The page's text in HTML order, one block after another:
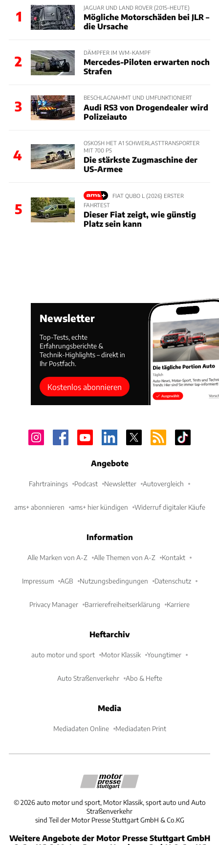
1
JAGUAR UND LAND ROVER (2015–HEUTE)
Mögliche Motorschäden bei JLR –
die Ursache
2
DÄMPFER IM WM-KAMPF
Mercedes-Piloten erwarten noch
Strafen
3
BESCHLAGNAHMT UND UMFUNKTIONIERT
Audi RS3 von Drogendealer wird
Polizeiauto
4
OSKOSH HET A1 SCHWERLASTTRANSPORTER
MIT 700 PS
Die stärkste Zugmaschine der
US-Armee
5
FIAT QUBO L (2026) ERSTER
FAHRTEST
Dieser Fiat zeigt, wie günstig
Platz sein kann
Newsletter
Top-Tests, echte
Erfahrungsberichte &
Technik-Highlights – direkt in
Ihr Postfach.
Kostenlos abonnieren
Angebote
Fahrtrainings Podcast Newsletter Autovergleich
ams+ abonnieren ams+ hier kündigen Widerruf digitaler Käufe
Information
Alle Marken von A-Z Alle Themen von A-Z Kontakt
Impressum AGB Nutzungsbedingungen Datenschutz
Privacy Manager Barrierefreiheitserklärung Karriere
Heftarchiv
auto motor und sport Motor Klassik Youngtimer
Auto Straßenverkehr Abo & Hefte
Media
Mediadaten Online Mediadaten Print
©2026 auto motor und sport, Motor Klassik, sport auto und Auto
Straßenverkehr
sind Teil der Motor Presse Stuttgart GmbH & Co.KG
Weitere Angebote der Motor Presse Stuttgart GmbH